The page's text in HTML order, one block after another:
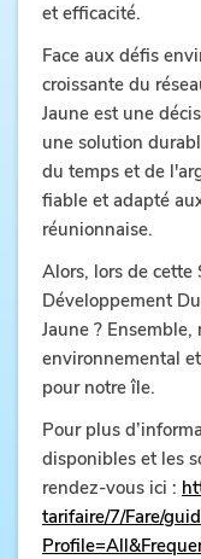
et efficacité.
Face aux défis
croissante du
Jaune est une
une solution
du temps et de
fiable et adapté
réunionnaise.
Alors, lors de cette
Développement
Jaune ?
environnemental
pour notre île.
Pour plus
disponibles et les
rendez-vous ici :
tarifaire/7/Fare/